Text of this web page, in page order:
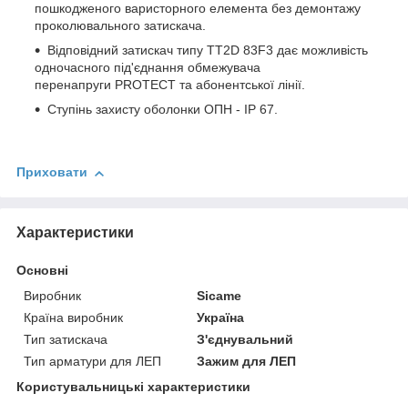
пошкодженого варисторного елемента без демонтажу
проколювального затискача.
Відповідний затискач типу TT2D 83F3 дає можливість
одночасного під'єднання обмежувача
перенапруги PROTECT та абонентської лінії.
Ступінь захисту оболонки ОПН - IP 67.
Приховати
Характеристики
Основні
Виробник
Sicame
Країна виробник
Україна
Тип затискача
З'єднувальний
Тип арматури для ЛЕП
Зажим для ЛЕП
Користувальницькі характеристики